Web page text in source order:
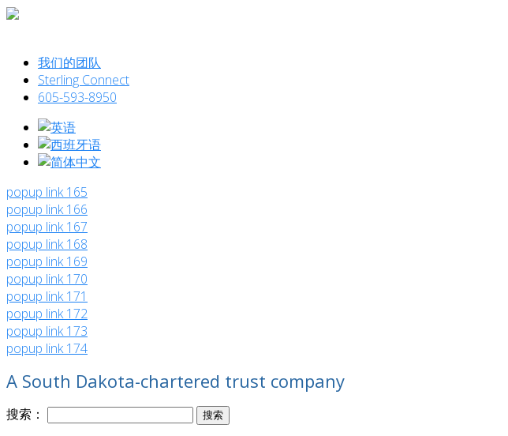
我们的团队
Sterling Connect
605-593-8950
popup link 165
popup link 166
popup link 167
popup link 168
popup link 169
popup link 170
popup link 171
popup link 172
popup link 173
popup link 174
A South Dakota-chartered trust company
搜索：